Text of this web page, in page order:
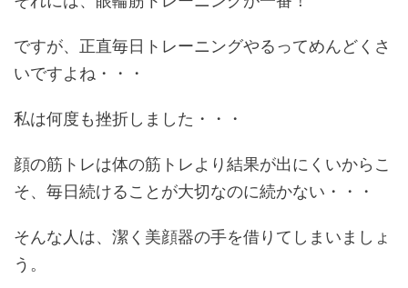
ですが、正直毎日トレーニングやるってめんどくさ
いですよね・・・
私は何度も挫折しました・・・
顔の筋トレは体の筋トレより結果が出にくいからこ
そ、毎日続けることが大切なのに続かない・・・
そんな人は、潔く美顔器の手を借りてしまいましょ
う。